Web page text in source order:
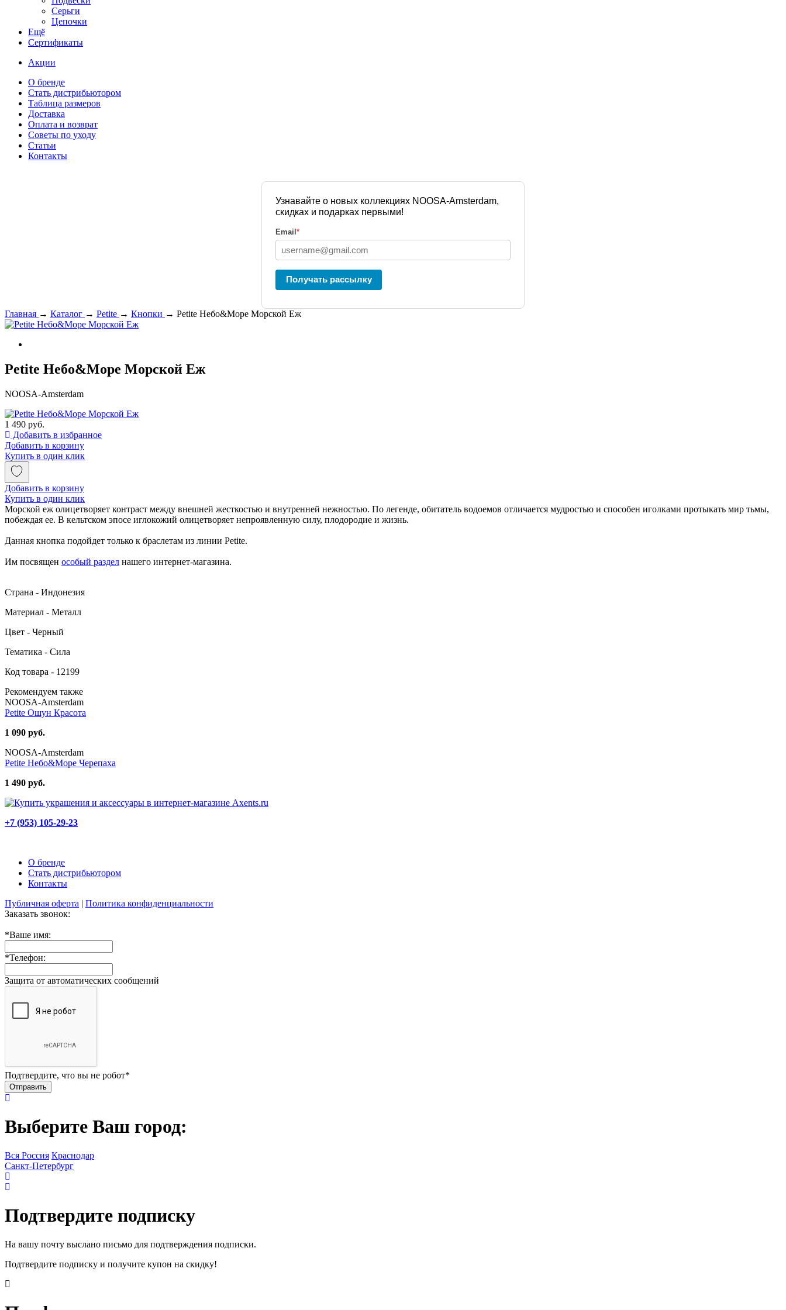
Серьги
Цепочки
Ещё
Сертификаты
Акции
О бренде
Стать дистрибьютором
Таблица размеров
Доставка
Оплата и возврат
Советы по уходу
Статьи
Контакты
Узнавайте о новых коллекциях NOOSA-Amsterdam,
скидках и подарках первыми!
Email *
Получать рассылку
Главная → Каталог → Petite → Кнопки → Petite Небо&Море Морской Еж
Petite Небо&Море Морской Еж
NOOSA-Amsterdam
1 490 руб.
Добавить в избранное
Добавить в корзину
Купить в один клик
Добавить в корзину
Купить в один клик
Морской еж олицетворяет контраст между внешней жесткостью и внутренней нежностью. По легенде, обитатель водоемов отличается мудростью и способен иголками протыкать мир тьмы,
побеждая ее. В кельтском эпосе иглокожий олицетворяет непроявленную силу, плодородие и жизнь.
Данная кнопка подойдет только к браслетам из линии Petite.
Им посвящен особый раздел нашего интернет-магазина.
Страна - Индонезия
Материал - Металл
Цвет - Черный
Тематика - Сила
Код товара - 12199
Рекомендуем также
NOOSA-Amsterdam
Petite Ошун Красота
1 090 руб.
NOOSA-Amsterdam
Petite Небо&Море Черепаха
1 490 руб.
+7 (953) 105-29-23
О бренде
Стать дистрибьютором
Контакты
Публичная оферта | Политика конфиденциальности
Заказать звонок:
*Ваше имя:
*Телефон:
Защита от автоматических сообщений
Подтвердите, что вы не робот*
Выберите Ваш город:
Вся Россия Краснодар
Санкт-Петербург
Подтвердите подписку
На вашу почту выслано письмо для подтверждения подписки.
Подтвердите подписку и получите купон на скидку!